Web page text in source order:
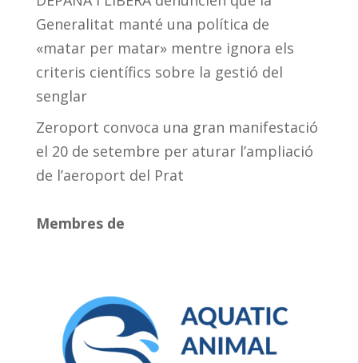
Generalitat manté una política de
«matar per matar» mentre ignora els
criteris científics sobre la gestió del
senglar
Zeroport convoca una gran manifestació
el 20 de setembre per aturar l’ampliació
de l’aeroport del Prat
Membres de